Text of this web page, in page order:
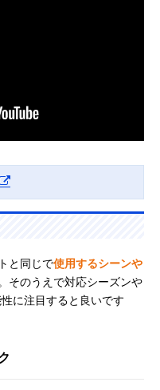
と同じで使用するシーンや
そのうえで対応シーズンや
に注目すると良いです